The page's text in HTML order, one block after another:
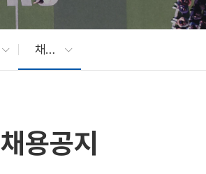
채용공지
채용공지